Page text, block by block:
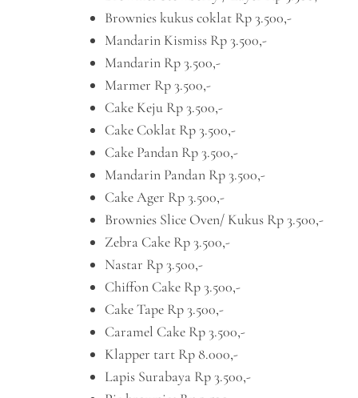
Brownies kukus coklat Rp 3.500,-
Mandarin Kismiss Rp 3.500,-
Mandarin Rp 3.500,-
Marmer Rp 3.500,-
Cake Keju Rp 3.500,-
Cake Coklat Rp 3.500,-
Cake Pandan Rp 3.500,-
Mandarin Pandan Rp 3.500,-
Cake Ager Rp 3.500,-
Brownies Slice Oven/ Kukus Rp 3.500,-
Zebra Cake Rp 3.500,-
Nastar Rp 3.500,-
Chiffon Cake Rp 3.500,-
Cake Tape Rp 3.500,-
Caramel Cake Rp 3.500,-
Klapper tart Rp 8.000,-
Lapis Surabaya Rp 3.500,-